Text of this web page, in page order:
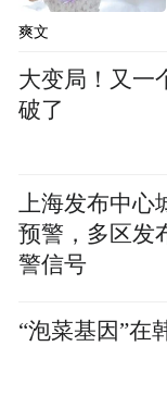
爽文
大变局！又一
破了
上海发布中
预警，多区发
警信号
“泡菜基因”在